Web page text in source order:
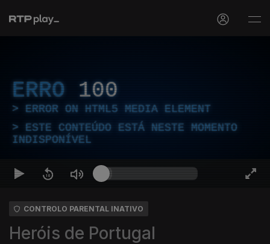
ERRO 100
ERROR ON HTML5 MEDIA ELEMENT
ESTE CONTEÚDO ESTÁ NESTE MOMENTO
INDISPONÍVEL
CONTROLO PARENTAL INATIVO
Heróis de Portugal